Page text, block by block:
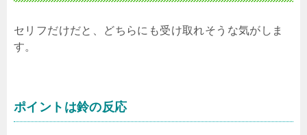
セリフだけだと、どちらにも受け取れそうな気がしま
す。
ポイントは鈴の反応